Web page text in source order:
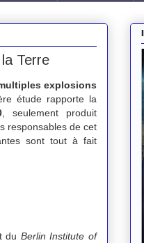
Terre
explosions
étude rapporte la
, seulement produit
responsables de cet
sont tout à fait
du Berlin Institute of